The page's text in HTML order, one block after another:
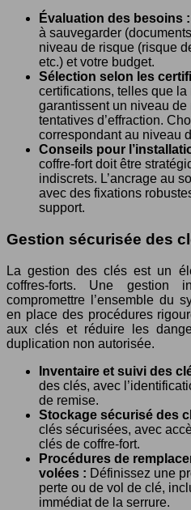
Évaluation des besoins :
à sauvegarder
niveau de risque (risque
etc.) et votre budget.
Sélection selon les
certifications, telles que la
garantissent un niveau
tentatives d’effraction.
correspondant au niveau
Conseils pour
coffre-fort doit être
indiscrets. L’ancrage au
avec des fixations
support.
Gestion sécurisée des
La gestion des clés est un
coffres-forts. Une gestion
compromettre l’ensemble du
en place des procédures
aux clés et réduire les
duplication non autorisée.
Inventaire et suivi des
des clés, avec
de remise.
Stockage sécurisé des
clés sécurisées, avec
clés de coffre-fort.
Procédures de
volées : Définissez une
perte ou de vol de clé,
immédiat de la serrure.